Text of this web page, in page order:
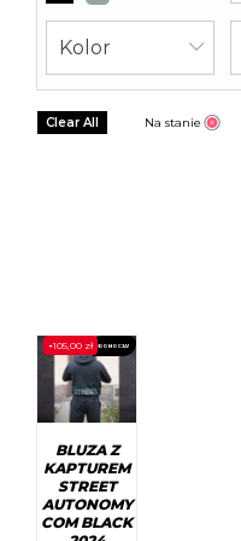
Kolor
Clear All Na stanie
PROMOCJA!
-105,00 zł
BLUZA Z
KAPTUREM
STREET
AUTONOMY
COM BLACK